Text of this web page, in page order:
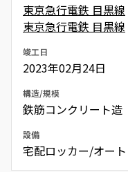
東京急行電鉄 目黒線
東京急行電鉄 目黒線
竣工日
2023年02月24日
構造/規模
鉄筋コンクリート
設備
宅配ロッカー/オー